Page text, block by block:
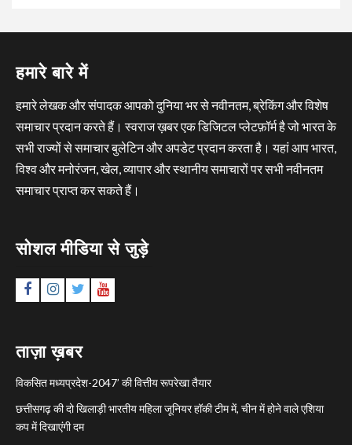
हमारे बारे में
हमारे लेखक और संपादक आपको दुनिया भर से नवीनतम, ब्रेकिंग और विशेष
समाचार प्रदान करते हैं। स्वराज ख़बर एक डिजिटल प्लेटफ़ॉर्म है जो भारत के
सभी राज्यों से समाचार बुलेटिन और अपडेट प्रदान करता है। यहां आप भारत,
विश्व और मनोरंजन, खेल, व्यापार और स्थानीय समाचारों पर सभी नवीनतम
समाचार प्राप्त कर सकते हैं।
सोशल मीडिया से जुड़े
FacebookInstagram
TwitterYouTube
ताज़ा ख़बर
विकसित मध्यप्रदेश-2047’ की वित्तीय रूपरेखा तैयार
छत्तीसगढ़ की दो खिलाड़ी भारतीय महिला जूनियर हॉकी टीम में, चीन में होने वाले एशिया
कप में दिखाएंगी दम